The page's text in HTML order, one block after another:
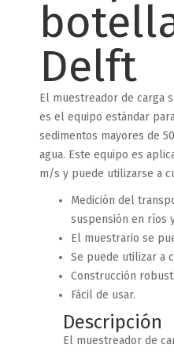
Delft
El muestreador de carga
es el equipo estándar
sedimentos mayores de
agua. Este equipo es
m/s y puede utilizarse a
Medición del
suspensión en ríos
El muestrario se
Se puede utilizar a
Construcción
Fácil de usar.
Descripción
El muestreador de